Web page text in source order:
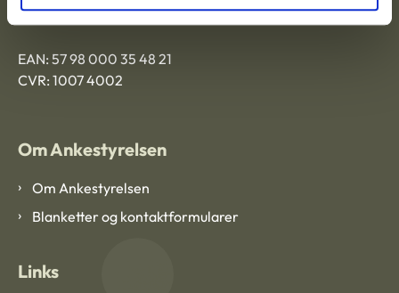
EAN: 57 98 000 35 48 21
CVR: 1007 4002
Om Ankestyrelsen
Om Ankestyrelsen
Blanketter og kontaktformularer
Links